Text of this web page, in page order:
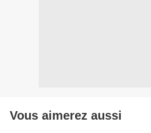
Vous aimerez aussi